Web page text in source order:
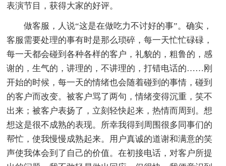
表演节目，获得大家的好评。
做客服，人说“这是在做吃力不讨好的事”。确实，
客服需要处理的事有时是那么琐碎，每一天忙忙碌碌，
每一天都会碰到各种各样的客户，礼貌的，粗鲁的，感
谢的，生气的，讲理的，不讲理的，打错电话的……刚
开始的时候，每一天的情绪也会随着碰到的事情，碰到
的客户而改变。被客户骂了两句，情绪变得沉重，笑不
出来；被客户表扬了，立刻轻快起来，热情而周到。想
想这是很不成熟的表现。所幸我得到周围很多同事们的
帮忙，使我慢慢成熟起来。用户真诚的道谢和满意的笑
声使我体会到了自己的价值。在初接电话，对客户所提